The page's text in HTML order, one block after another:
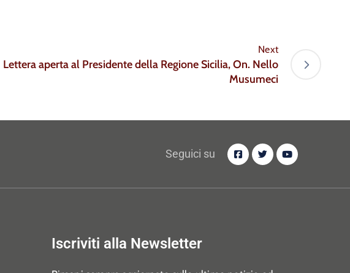
Next
Lettera aperta al Presidente della Regione Sicilia, On. Nello
Musumeci
Seguici su
Iscriviti alla Newsletter